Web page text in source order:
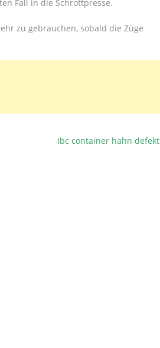
Fall in die Schrottpresse.
zu gebrauchen, sobald die Züge
Ibc container hahn defekt